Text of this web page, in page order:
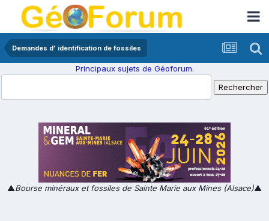
Demandes d' identification de fossiles
Principaux sujets de Géoforum.
▲Bourse minéraux et fossiles de Sainte Marie aux Mines (Alsace)▲